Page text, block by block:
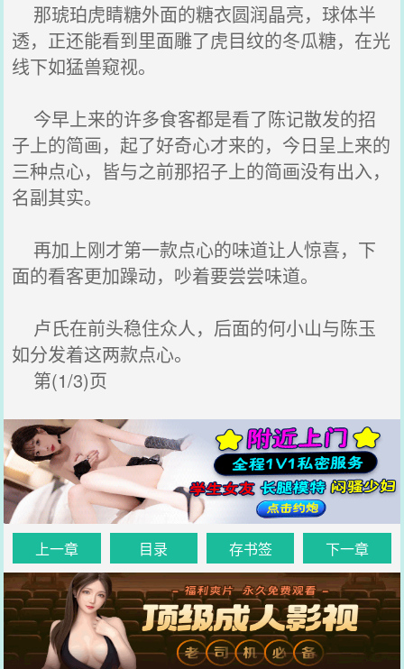
那琥珀虎睛糖外面的糖衣圆润晶亮，球体半
透，正还能看到里面雕了虎目纹的冬瓜糖，在光
线下如猛兽窥视。
今早上来的许多食客都是看了陈记散发的招
子上的简画，起了好奇心才来的，今日呈上来的
三种点心，皆与之前那招子上的简画没有出入，
名副其实。
再加上刚才第一款点心的味道让人惊喜，下
面的看客更加躁动，吵着要尝尝味道。
卢氏在前头稳住众人，后面的何小山与陈玉
如分发着这两款点心。
第(1/3)页
上一章 目录 存书签 下一章